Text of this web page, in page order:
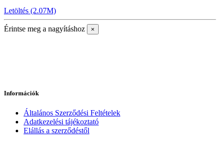
Letöltés (2.07M)
Érintse meg a nagyításhoz ×
Információk
Általános Szerződési Feltételek
Adatkezelési tájékoztató
Elállás a szerződéstől